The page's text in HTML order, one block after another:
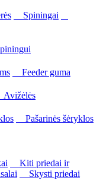
Spiningai
Feeder guma
Avižėlės
Pašarinės šėryklos
Kiti priedai ir
Skysti priedai